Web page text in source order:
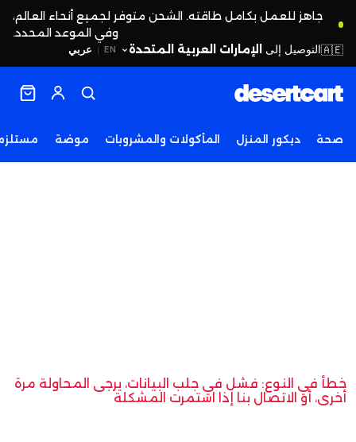
جاهز للعمل بكامل طاقته. الشحن متوفر لجميع أنحاء العالم،
وفي الموعد المحدد.
EN
| عربي 🇦🇪التوصيل إلى الإمارات العربية المتحدة
صحة ديكور المنزل المأكولات والمشروبات موضة
خطأ في النوع: فشل في جلب البيانات، يرجى المحاولة مرة
أخرى، أو الاتصال بنا إذا استمرت المشكلة